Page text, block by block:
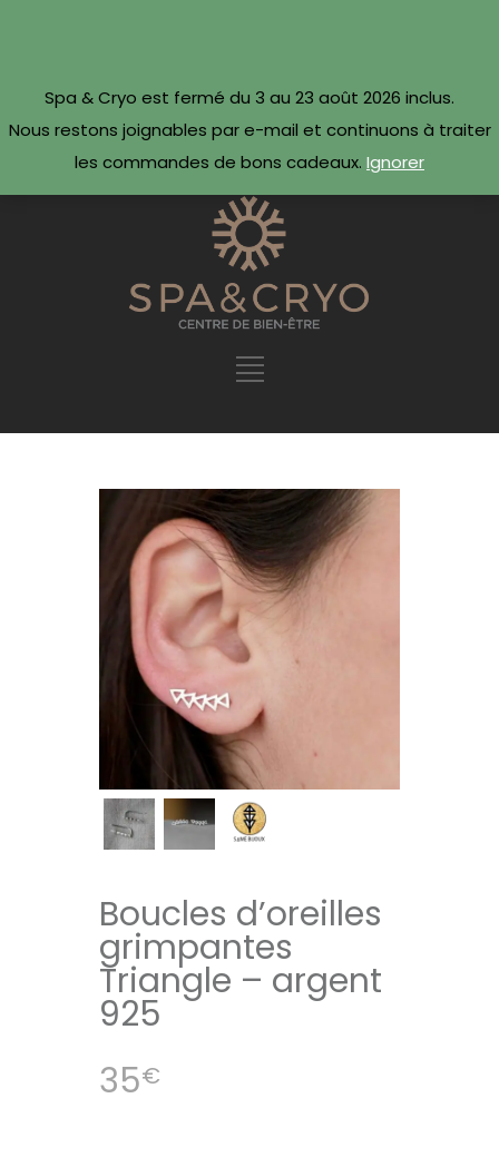
Réserver maintenant ·
Boucles d’oreilles
grimpantes
Triangle – argent
925
35€
Spa & Cryo est fermé du 3 au 23 août 2026 inclus.
Nous restons joignables par e-mail et continuons à traiter
les commandes de bons cadeaux. Ignorer